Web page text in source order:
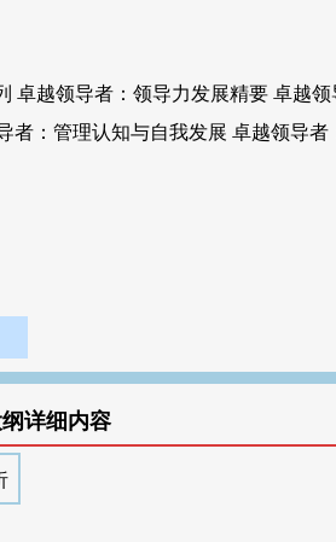
卓越领导者：领导力发展精要 卓越领
者：管理认知与自我发展 卓越领导者
详细内容